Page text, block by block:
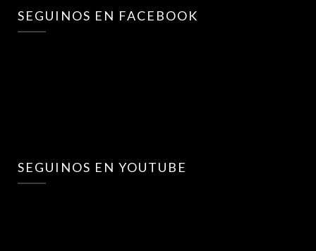
SEGUINOS EN FACEBOOK
SEGUINOS EN YOUTUBE